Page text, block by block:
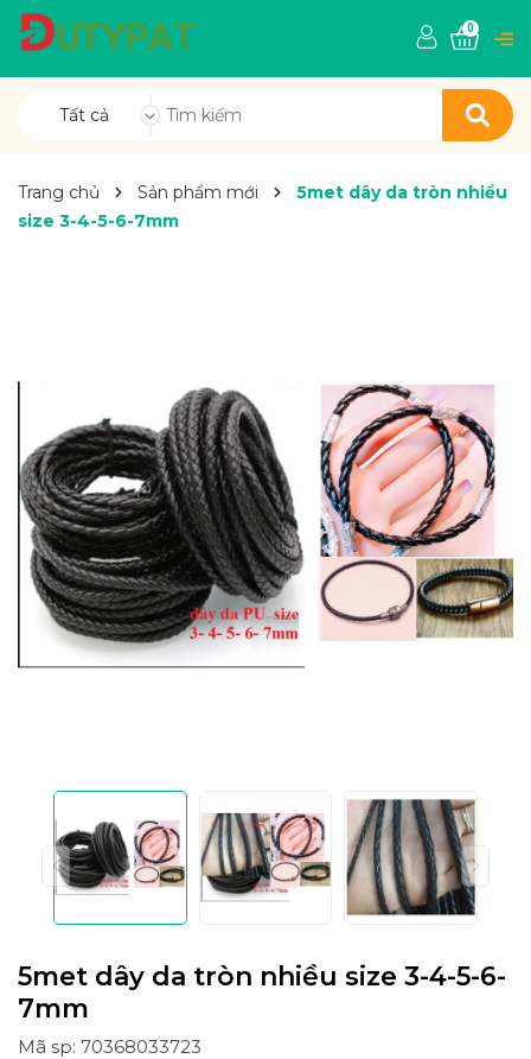
Tất cả
0
Trang chủ Sản phẩm mới
5met dây da tròn nhiều
size 3-4-5-6-7mm
5met dây da tròn nhiều size 3-4-5-6-
7mm
Mã sp: 70368033723